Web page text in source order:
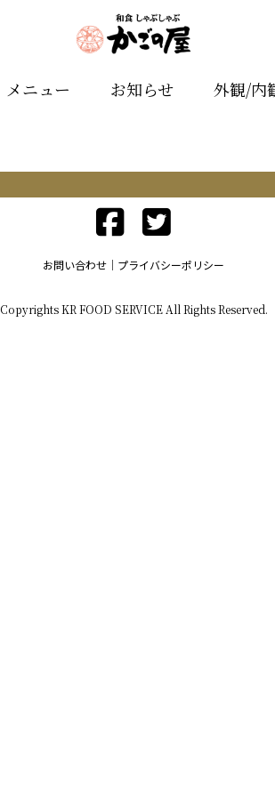
メニュー お知らせ 外観/内
お問い合わせ プライバシーポリシー
Copyrights KR FOOD SERVICE All Rights Reserved.